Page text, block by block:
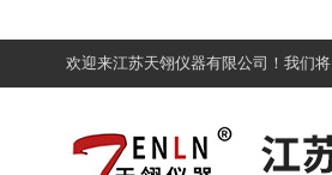
欢迎来江苏天翎仪器有限公司！我们